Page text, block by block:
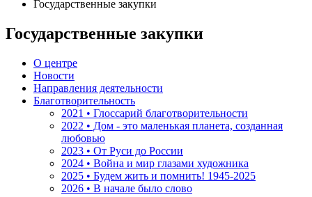
Государственные закупки
Государственные закупки
О центре
Новости
Направления деятельности
Благотворительность
2021 • Глоссарий благотворительности
2022 • Дом - это маленькая планета, созданная
любовью
2023 • От Руси до России
2024 • Война и мир глазами художника
2025 • Будем жить и помнить! 1945-2025
2026 • В начале было слово